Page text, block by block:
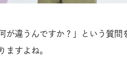
が違うんですか？」という質問
ますよね。